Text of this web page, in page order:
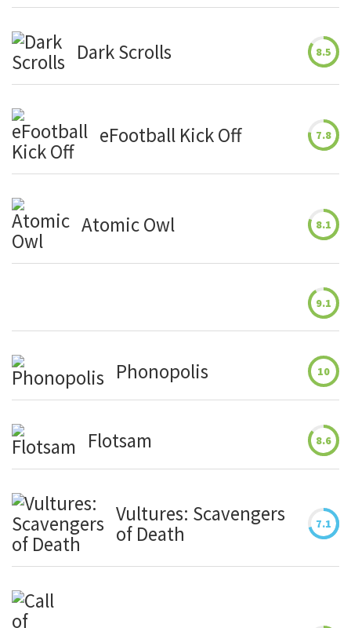
Dark Scrolls 8.5
eFootball Kick Off 7.8
Atomic Owl 8.1
9.1
Phonopolis 10
Flotsam 8.6
Vultures: Scavengers
of Death
7.1